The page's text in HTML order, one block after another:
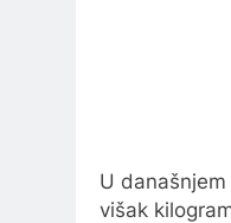
U
višak